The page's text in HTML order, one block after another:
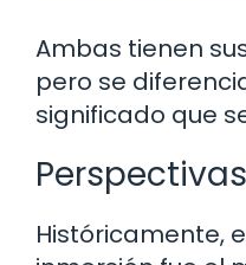
Ambas tienen
pero se
significado que
Históricamente,